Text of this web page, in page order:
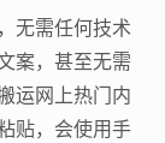
无需任何技术
案，甚至无需
运网上热门内
贴，会使用手